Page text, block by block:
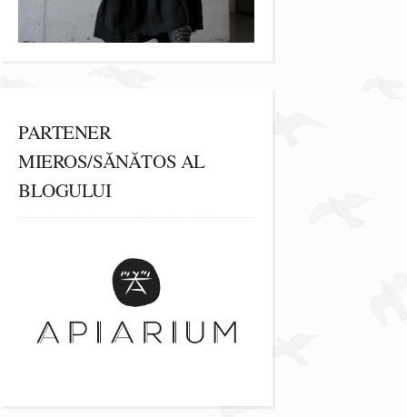
PARTENER
MIEROS/SĂNĂTOS AL
BLOGULUI